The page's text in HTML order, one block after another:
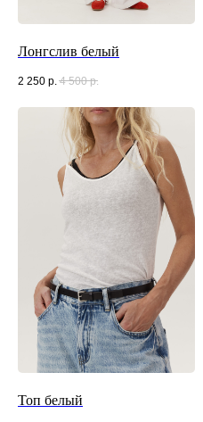
Лонгслив белый
2 250 р. 4 500 р.
Топ белый